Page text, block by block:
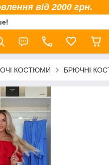
від 2000 грн.
КОСТЮМИ БРЮЧНІ